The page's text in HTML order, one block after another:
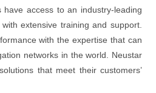
access to an industry-leading
extensive training and support.
with the expertise that can
networks in the world. Neustar
that meet their customers’